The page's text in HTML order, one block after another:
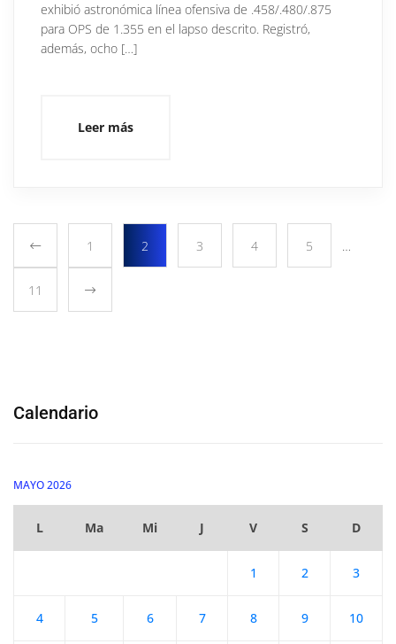
exhibió astronómica línea ofensiva de .458/.480/.875
para OPS de 1.355 en el lapso descrito. Registró,
además, ocho […]
Leer más
1 2 3 4 5 …
11
Calendario
MAYO 2026
L Ma Mi J V S D
1 2 3
4 5 6 7 8 9 10